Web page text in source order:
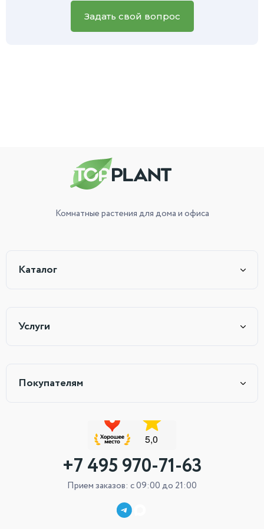
Задать свой вопрос
Комнатные растениядля дома и офиса
Каталог
Услуги
Покупателям
+7 495 970-71-63
Прием заказов: с 09:00 до 21:00